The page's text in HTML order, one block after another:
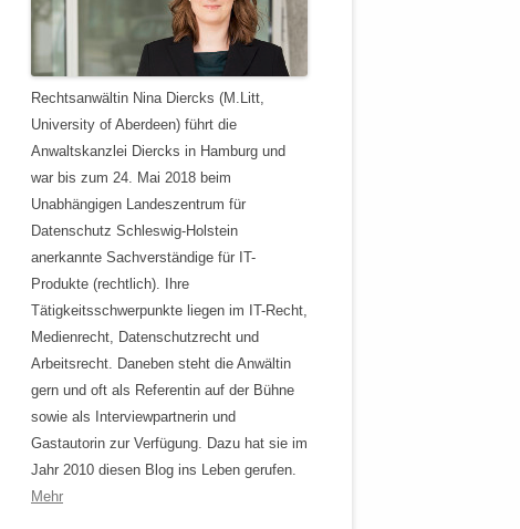
Rechtsanwältin Nina Diercks (M.Litt,
University of Aberdeen) führt die
Anwaltskanzlei Diercks in Hamburg und
war bis zum 24. Mai 2018 beim
Unabhängigen Landeszentrum für
Datenschutz Schleswig-Holstein
anerkannte Sachverständige für IT-
Produkte (rechtlich). Ihre
Tätigkeitsschwerpunkte liegen im IT-Recht,
Medienrecht, Datenschutzrecht und
Arbeitsrecht. Daneben steht die Anwältin
gern und oft als Referentin auf der Bühne
sowie als Interviewpartnerin und
Gastautorin zur Verfügung. Dazu hat sie im
Jahr 2010 diesen Blog ins Leben gerufen.
Mehr